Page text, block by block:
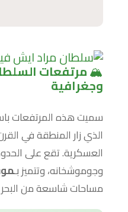
🏔️مرتفعات
وجغرافية
سميت هذه المرتفعات
الذي زار المنطقة في
العسكرية. تقع على
وجوموشخانه، وتتميز بـ
مساحات شاسعة من البحر